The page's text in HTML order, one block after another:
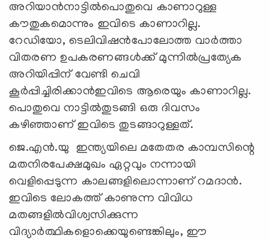
അറിയാന്‍നാട്ടില്‍പൊതുവെ കാണാറുള്ള
കൗതുകമൊന്നും ഇവിടെ കാണാറില്ല.
റേഡിയോ, ടെലിവിഷന്‍പോലോത്ത വാര്‍ത്താ
വിതരണ ഉപകരണങ്ങള്‍ക്ക് മുന്നില്‍പ്രത്യേക
അറിയിപ്പിന് വേണ്ടി ചെവി
കൂര്‍പ്പിച്ചിരിക്കാന്‍ഇവിടെ ആരെയും കാണാറില്ല.
പൊതുവെ നാട്ടില്‍തുടങ്ങി ഒരു ദിവസം
കഴിഞ്ഞാണ് ഇവിടെ തുടങ്ങാറുള്ളത്.
ജെ.എന്‍.യു ഇന്ത്യയിലെ മതേതര കാമ്പസിന്റെ
മതനിരപേക്ഷമുഖം ഏറ്റവും നന്നായി
വെളിപ്പെടുന്ന കാലങ്ങളിലൊന്നാണ് റമദാന്‍.
ഇവിടെ ലോകത്ത് കാണുന്ന വിവിധ
മതങ്ങളില്‍വിശ്വസിക്കുന്ന
വിദ്യാര്‍ത്ഥികളൊക്കെയുണ്ടെങ്കിലും, ഈ